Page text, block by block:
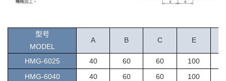
型号
MODEL
A B C E
HMG-6025 40 60 60 100
HMG-6040
40 60 60 100